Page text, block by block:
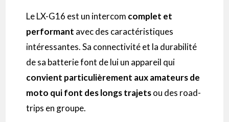
LeLX-G16 est un intercom complet et
performant avec des caractéristiques
intéressantes.Sa connectivité et la durabilité
de sa batterie font de lui un appareil qui
convient particulièrement aux amateurs de
moto qui font des longs trajetsou des road-
trips en groupe.